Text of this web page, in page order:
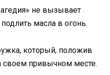
не вызывает
масла в огонь.
который, положив
своем привычном месте.